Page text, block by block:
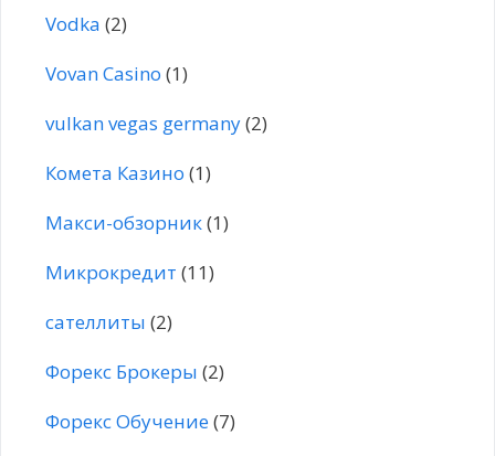
Vodka (2)
Vovan Casino (1)
vulkan vegas germany(2)
Комета Казино (1)
Макси-обзорник(1)
Микрокредит (11)
сателлиты (2)
Форекс Брокеры (2)
Форекс Обучение(7)